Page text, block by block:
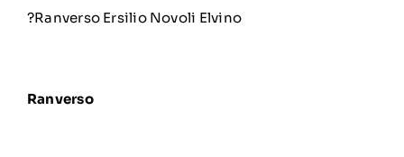
?Ranverso Ersilio Novoli Elvino
Ranverso